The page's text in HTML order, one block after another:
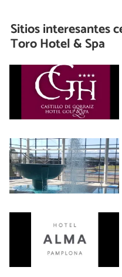
Sitios interesantes
Toro Hotel & Spa